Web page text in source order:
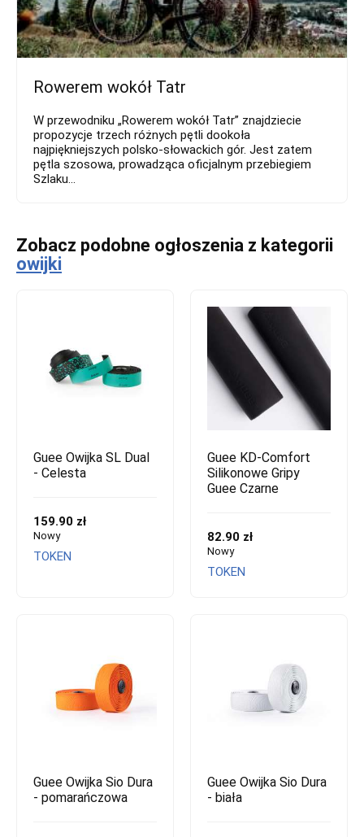
Rowerem wokół Tatr
W przewodniku „Rowerem wokół Tatr” znajdziecie
propozycje trzech różnych pętli dookoła
najpiękniejszych polsko-słowackich gór. Jest zatem
pętla szosowa, prowadząca oficjalnym przebiegiem
Szlaku...
Zobacz podobne ogłoszenia z kategorii
owijki
Guee Owijka SL Dual
- Celesta
159.90 zł
Nowy
TOKEN
Guee KD-Comfort
Silikonowe Gripy
Guee Czarne
82.90 zł
Nowy
TOKEN
Guee Owijka Sio Dura
- pomarańczowa
Guee Owijka Sio Dura
- biała